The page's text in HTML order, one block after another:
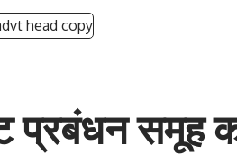
प्रबंधन समूह